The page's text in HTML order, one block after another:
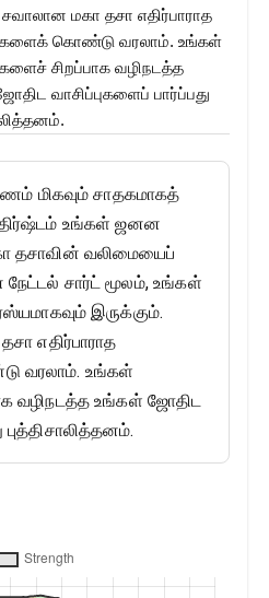
மகா தசா எதிர்பாராத
கொண்டு வரலாம். உங்கள்
சிறப்பாக வழிநடத்த
வாசிப்புகளைப் பார்ப்பது
மிகவும் சாதகமாகத்
உங்கள் ஜனன
தசாவின் வலிமையைப்
சார்ட் மூலம், உங்கள்
இருக்கும்.
எதிர்பாராத
வரலாம். உங்கள்
வழிநடத்த உங்கள் ஜோதிட
புத்திசாலித்தனம்.